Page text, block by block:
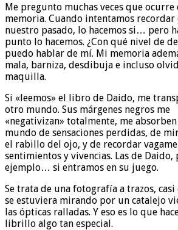
Me pregunto muchas veces que ocurre
memoria. Cuando intentamos recordar
nuestro pasado, lo hacemos si… pero
punto lo hacemos. ¿Con qué nivel de
puedo hablar de mí. Mi memoria
mala, barniza, desdibuja e incluso
maquilla.
Si «leemos» el libro de Daido, me
otro mundo. Sus márgenes negros me
«negativizan» totalmente, me absorben
mundo de sensaciones perdidas, de
el rabillo del ojo, y de recordar
sentimientos y vivencias. Las de Daido,
ejemplo… si entramos en su juego.
Se trata de una fotografía a trazos, casi
se estuviera mirando por un catalejo
las ópticas ralladas. Y eso es lo que
librillo algo tan especial.